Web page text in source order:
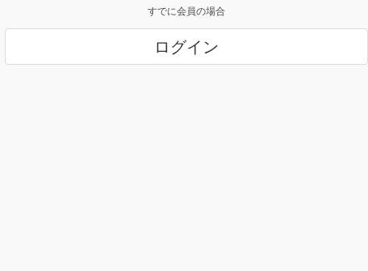
すでに会員の場合
ログイン